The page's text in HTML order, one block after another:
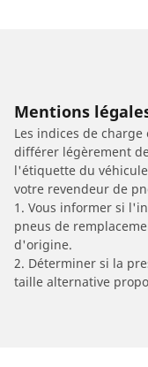
Mentions
Les indices de
différer légèrement
l'étiquette du
votre revendeur de
1. Vous informer si
pneus de
d'origine.
2. Déterminer si la
taille alternative